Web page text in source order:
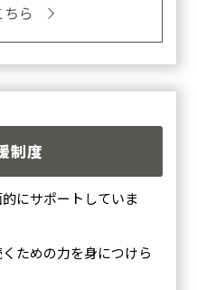
ら
制度
にサポートしていま
ための力を身につけら